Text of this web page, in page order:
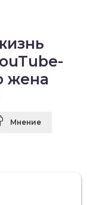
жена
Мнение